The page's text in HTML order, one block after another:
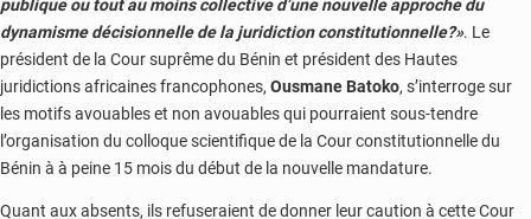
publique ou tout au moins collective d’une nouvelle approche du
dynamisme décisionnelle de la juridiction constitutionnelle?». Le
président de la Cour suprême du Bénin et président des Hautes
juridictions africaines francophones, Ousmane Batoko, s’interroge sur
les motifs avouables et non avouables qui pourraient sous-tendre
l’organisation du colloque scientifique de la Cour constitutionnelle du
Bénin à à peine 15 mois du début de la nouvelle mandature.
Quant aux absents, ils refuseraient de donner leur caution à cette Cour